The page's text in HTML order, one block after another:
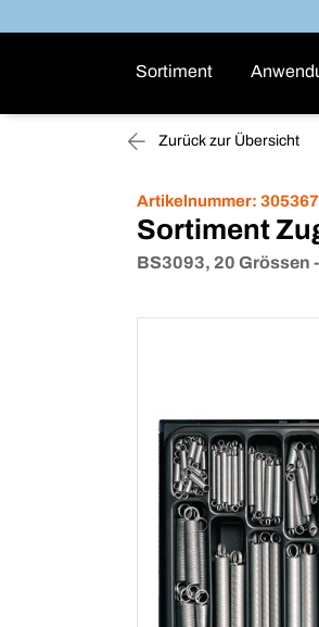
Sortiment
Zurück zur Übersicht
Artikelnummer: 305367
Sortiment
BS3093, 20 Grössen